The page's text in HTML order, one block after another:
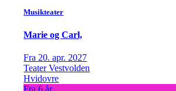
Musikteater
Marie og Carl,
Fra 20. apr. 2027
Teater Vestvolden
Hvidovre